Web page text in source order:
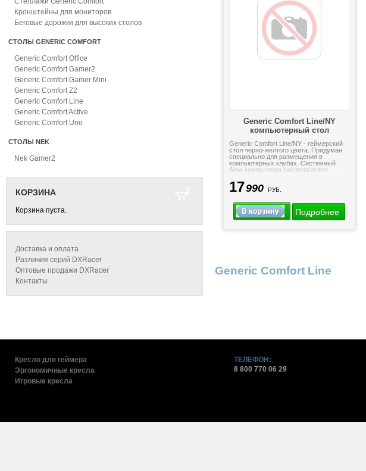
Кронштейны для мониторов
Беговые дорожки для высоких столов
СТОЛЫ GENERIC COMFORT
Generic Comfort Office
Generic Comfort Gamer2
Generic Comfort Gamer Mini
Generic Comfort Z2
Generic Comfort Line
Generic Comfort Active
Generic Comfort Uno
СТОЛЫ NEK
Nek Gamer2
КОРЗИНА
Корзина пуста.
Доставка и оплата
Различия серий DXRacer
Оптовые продажи DXRacer
Контакты
Generic Comfort Line/NY
компьютерный стол
Generic Comfort Line/NY - геймерский
стол черно-желтого цвета. Придуман
специально для размещения в
компьютерных клубах. Системный
блок компьютера располагается
17990 РУБ.
Подробнее
Generic Comfort Line
Кресло для геймера
Эргономичные кресла
Игровые кресла
ТЕЛЕФОН:
8 800 770 06 29